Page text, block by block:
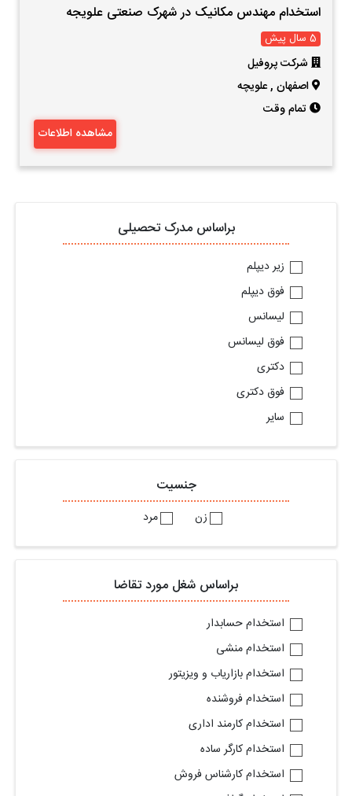
براساس مدرک تحصیلی
زیر دیپلم
فوق دیپلم
لیسانس
فوق لیسانس
دکتری
فوق دکتری
سایر
جنسیت
زن مرد
براساس شغل مورد تقاضا
استخدام حسابدار
استخدام منشی
استخدام بازاریاب و ویزیتور
استخدام فروشنده
استخدام کارمند اداری
استخدام کارگر ساده
استخدام کارشناس فروش
استخدام مهندس مکانیک در شهرک صنعتی علویجه
5 سال پیش
شرکت پروفیل
اصفهان ,علویچه
تمام وقت
مشاهده اطلاعات